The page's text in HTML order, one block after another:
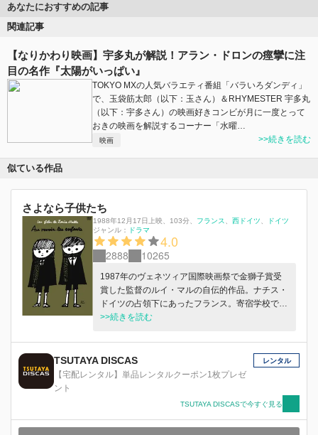
あなたにおすすめの記事
関連記事
【なりかわり映画】宇多丸が解説！アラン・ドロンの痙攣に注
目の名作『太陽がいっぱい』
TOKYO MXの人気バラエティ番組「バラいろダンディ」
で、玉袋筋太郎（以下：玉さん）＆RHYMESTER 宇多丸
（以下：宇多さん）の映画好きコンビが月に一度とって
おきの映画を解説するコーナー「水曜…
映画 >>続きを読む
似ている作品
さよなら子供たち
1988年12月17日上映 103分 フランス 西ドイツ
ドイツ
ジャンル：
ドラマ
4.0
2888 10265
1987年のヴェネツィア国際映画祭で金獅子賞受
賞した監督のルイ・マルの自伝的作品。ナチス・
ドイツの占領下にあったフランス。寄宿学校でジ
ュリアンはボネという転校生に出会うが……。少
>>続きを読む
TSUTAYA DISCAS
【宅配レンタル】単品レンタルクーポン1枚プレゼ
ント
レンタル
TSUTAYA DISCASで今すぐ見る